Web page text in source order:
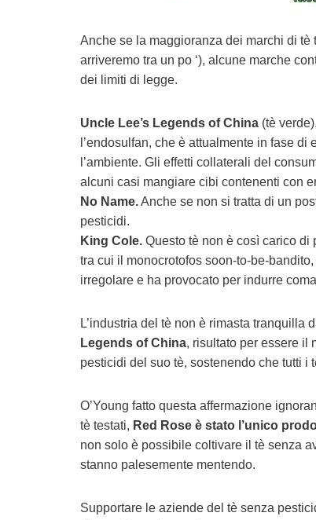
Anche se la maggioranza dei marchi di
arriveremo tra un po ‘), alcune marche
dei limiti di legge.
Uncle Lee’s Legends of China (tè
l’endosulfan, che è attualmente in fase
l’ambiente. Gli effetti collaterali del
alcuni casi mangiare cibi contenenti con
No Name.Anche se non si tratta di un
pesticidi.
King Cole. Questo tè non è così carico
tra cui il monocrotofos soon-to-be-
irregolare e ha provocato per indurre
L’industria del tè non è rimasta tranquilla
Legends of China, risultato per essere il
pesticidi del suo tè, sostenendo che tutti i
O’Young fatto questa affermazione
tè testati, Red Rose è stato l’unico
non solo è possibile coltivare il tè senza
stanno palesemente mentendo.
Supportare le aziende del tè senza